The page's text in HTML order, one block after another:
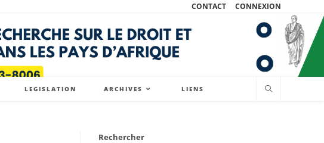
CONTACT CONNEXION
LEGISLATION ARCHIVES LIENS
Rechercher